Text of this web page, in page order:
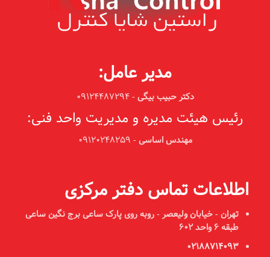
مدیر عامل:
دکتر حبیب بیگی-
09124487294
رئیس هیئت مدیره و مدیریت واحد فنی:
مهندس اساسی-
09120248259
اطلاعات تماس دفتر مرکزی
تهران - خیابان ولیعصر - روبه روی پارک ساعیبرج نگین ساعی
طبقه ۶ واحد ۶۰۲
02188714093